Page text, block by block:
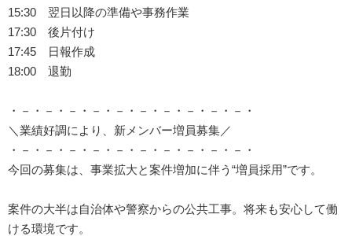
15:30 翌日以降の準備や事務作業
17:30 後片付け
17:45 日報作成
18:00 退勤
・－・－・－・－・－・－・－・－・－・－・
＼業績好調により、新メンバー増員募集／
・－・－・－・－・－・－・－・－・－・－・
今回の募集は、事業拡大と案件増加に伴う“増員採用”です。
案件の大半は自治体や警察からの公共工事。将来も安心して働
ける環境です。